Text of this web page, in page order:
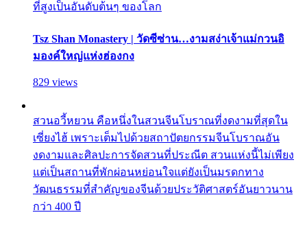
ที่สูงเป็นอันดับต้นๆ ของโลก
Tsz Shan Monastery | วัดซีซ่าน…งามสง่าเจ้าแม่กวนอิ
มองค์ใหญ่แห่งฮ่องกง
829 views
สวนอวี้หยวน คือหนึ่งในสวนจีนโบราณที่งดงามที่สุดใน
เซี่ยงไฮ้ เพราะเต็มไปด้วยสถาปัตยกรรมจีนโบราณอัน
งดงามและศิลปะการจัดสวนที่ประณีต สวนแห่งนี้ไม่เพียง
แต่เป็นสถานที่พักผ่อนหย่อนใจแต่ยังเป็นมรดกทาง
วัฒนธรรมที่สำคัญของจีนด้วยประวัติศาสตร์อันยาวนาน
กว่า 400 ปี